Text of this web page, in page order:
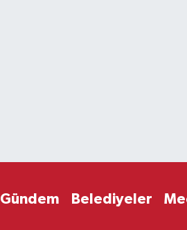
Gündem Belediyeler